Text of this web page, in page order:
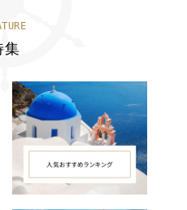
集